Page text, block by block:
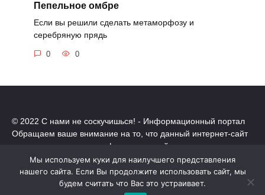
Пепельное омбре
Если вы решили сделать метаморфозу и
серебряную прядь
0 0
© 2022 С нами не соскучишься! - Информационный портал
Обращаем ваше внимание на то, что данный интернет-сайт
носит исключительно информационный характер.
Все торговые марки принадлежат их владельцам. Все права
защищены.
Политика конфиденциальности
Мы используем куки для наилучшего представления
нашего сайта. Если Вы продолжите использовать сайт, мы
будем считать что Вас это устраивает.